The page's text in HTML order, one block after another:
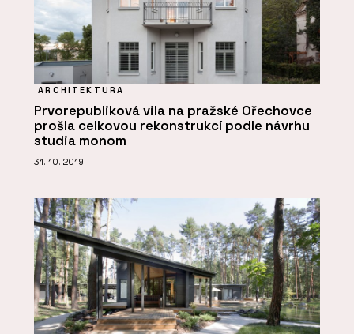
ARCHITEKTURA
Prvorepubliková vila na pražské Ořechovce
prošla celkovou rekonstrukcí podle návrhu
studia monom
31. 10. 2019